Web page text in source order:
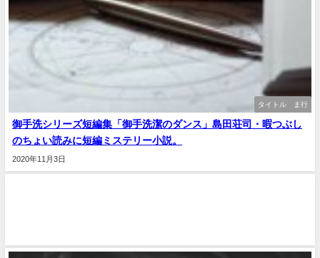
タイトル ま行
御手洗シリーズ短編集「御手洗潔のダンス」島田荘司・暇つぶし
のちょい読みに短編ミステリー小説。
2020年11月3日